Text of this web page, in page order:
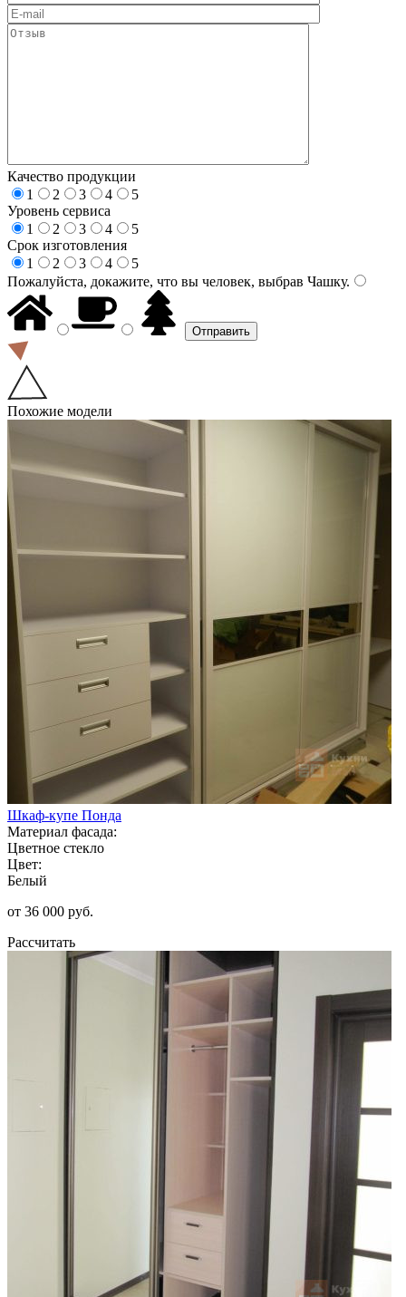
Качество продукции
1
2 3 4
5
Уровень сервиса
1
2 3 4
5
Срок изготовления
1
2 3 4
5
Пожалуйста, докажите, что вы человек, выбрав Чашку.
Похожие модели
Шкаф-купе Понда
Материал фасада:
Цветное стекло
Цвет:
Белый
от 36 000 руб.
Рассчитать